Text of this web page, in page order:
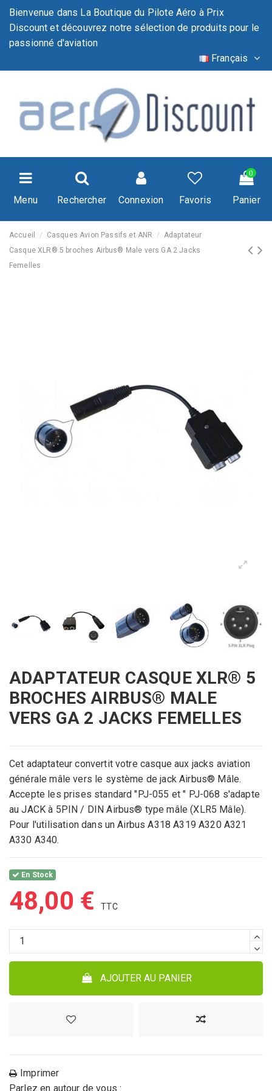
Bienvenue dans La Boutique du Pilote Aéro à Prix
Discount et découvrez notre sélection de produits pour le
passionné d'aviation
Français
Menu Rechercher Connexion Favoris
0
Panier
Accueil Casques Avion Passifs et ANR
Adaptateur
Casque XLR® 5 broches Airbus® Male vers GA 2 Jacks
Femelles
ADAPTATEUR CASQUE XLR® 5
BROCHES AIRBUS® MALE
VERS GA 2 JACKS FEMELLES
Cet adaptateur convertit votre casque aux jacks aviation
générale mâle vers le système de jack Airbus® Mâle.
Accepte les prises standard "PJ-055 et " PJ-068 s'adapte
au JACK à 5PIN / DIN Airbus® type mâle (XLR5 Mâle).
Pour l'utilisation dans un Airbus A318 A319 A320 A321
A330 A340.
En Stock
48,00 €
AJOUTER AU PANIER
Imprimer
Parlez en autour de vous :